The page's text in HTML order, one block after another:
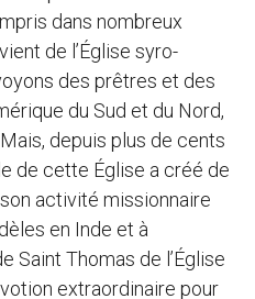
dans nombreux
de l’Église syro-
des prêtres et des
du Sud et du Nord,
depuis plus de cents
de cette Église a créé de
activité missionnaire
en Inde et à
Saint Thomas de l’Église
extraordinaire pour